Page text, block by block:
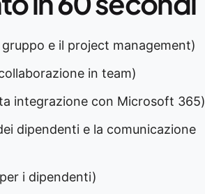
e il project management)
in team)
integrazione con Microsoft 365)
dipendenti e la comunicazione
i dipendenti)